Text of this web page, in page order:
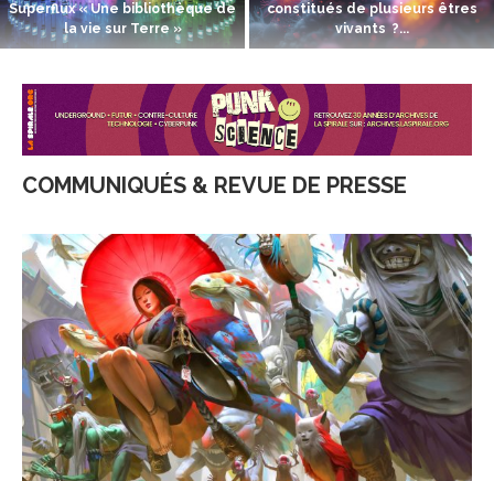
Superflux « Une bibliothèque de
la vie sur Terre »
constitués de plusieurs êtres
vivants ?...
COMMUNIQUÉS & REVUE DE PRESSE